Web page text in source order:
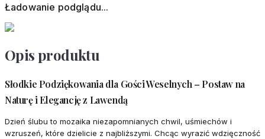
Ładowanie podglądu...
Opis produktu
Słodkie Podziękowania dla Gości Weselnych – Postaw na
Naturę i Elegancję z Lawendą
Dzień ślubu to mozaika niezapomnianych chwil, uśmiechów i
wzruszeń, które dzielicie z najbliższymi. Chcąc wyrazić wdzięczność